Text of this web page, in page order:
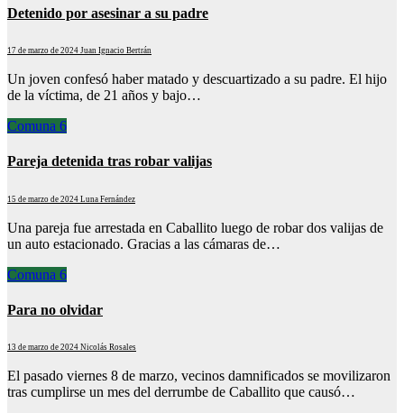
Detenido por asesinar a su padre
17 de marzo de 2024 Juan Ignacio Bertrán
Un joven confesó haber matado y descuartizado a su padre. El hijo
de la víctima, de 21 años y bajo…
Comuna 6
Pareja detenida tras robar valijas
15 de marzo de 2024 Luna Fernández
Una pareja fue arrestada en Caballito luego de robar dos valijas de
un auto estacionado. Gracias a las cámaras de…
Comuna 6
Para no olvidar
13 de marzo de 2024 Nicolás Rosales
El pasado viernes 8 de marzo, vecinos damnificados se movilizaron
tras cumplirse un mes del derrumbe de Caballito que causó…